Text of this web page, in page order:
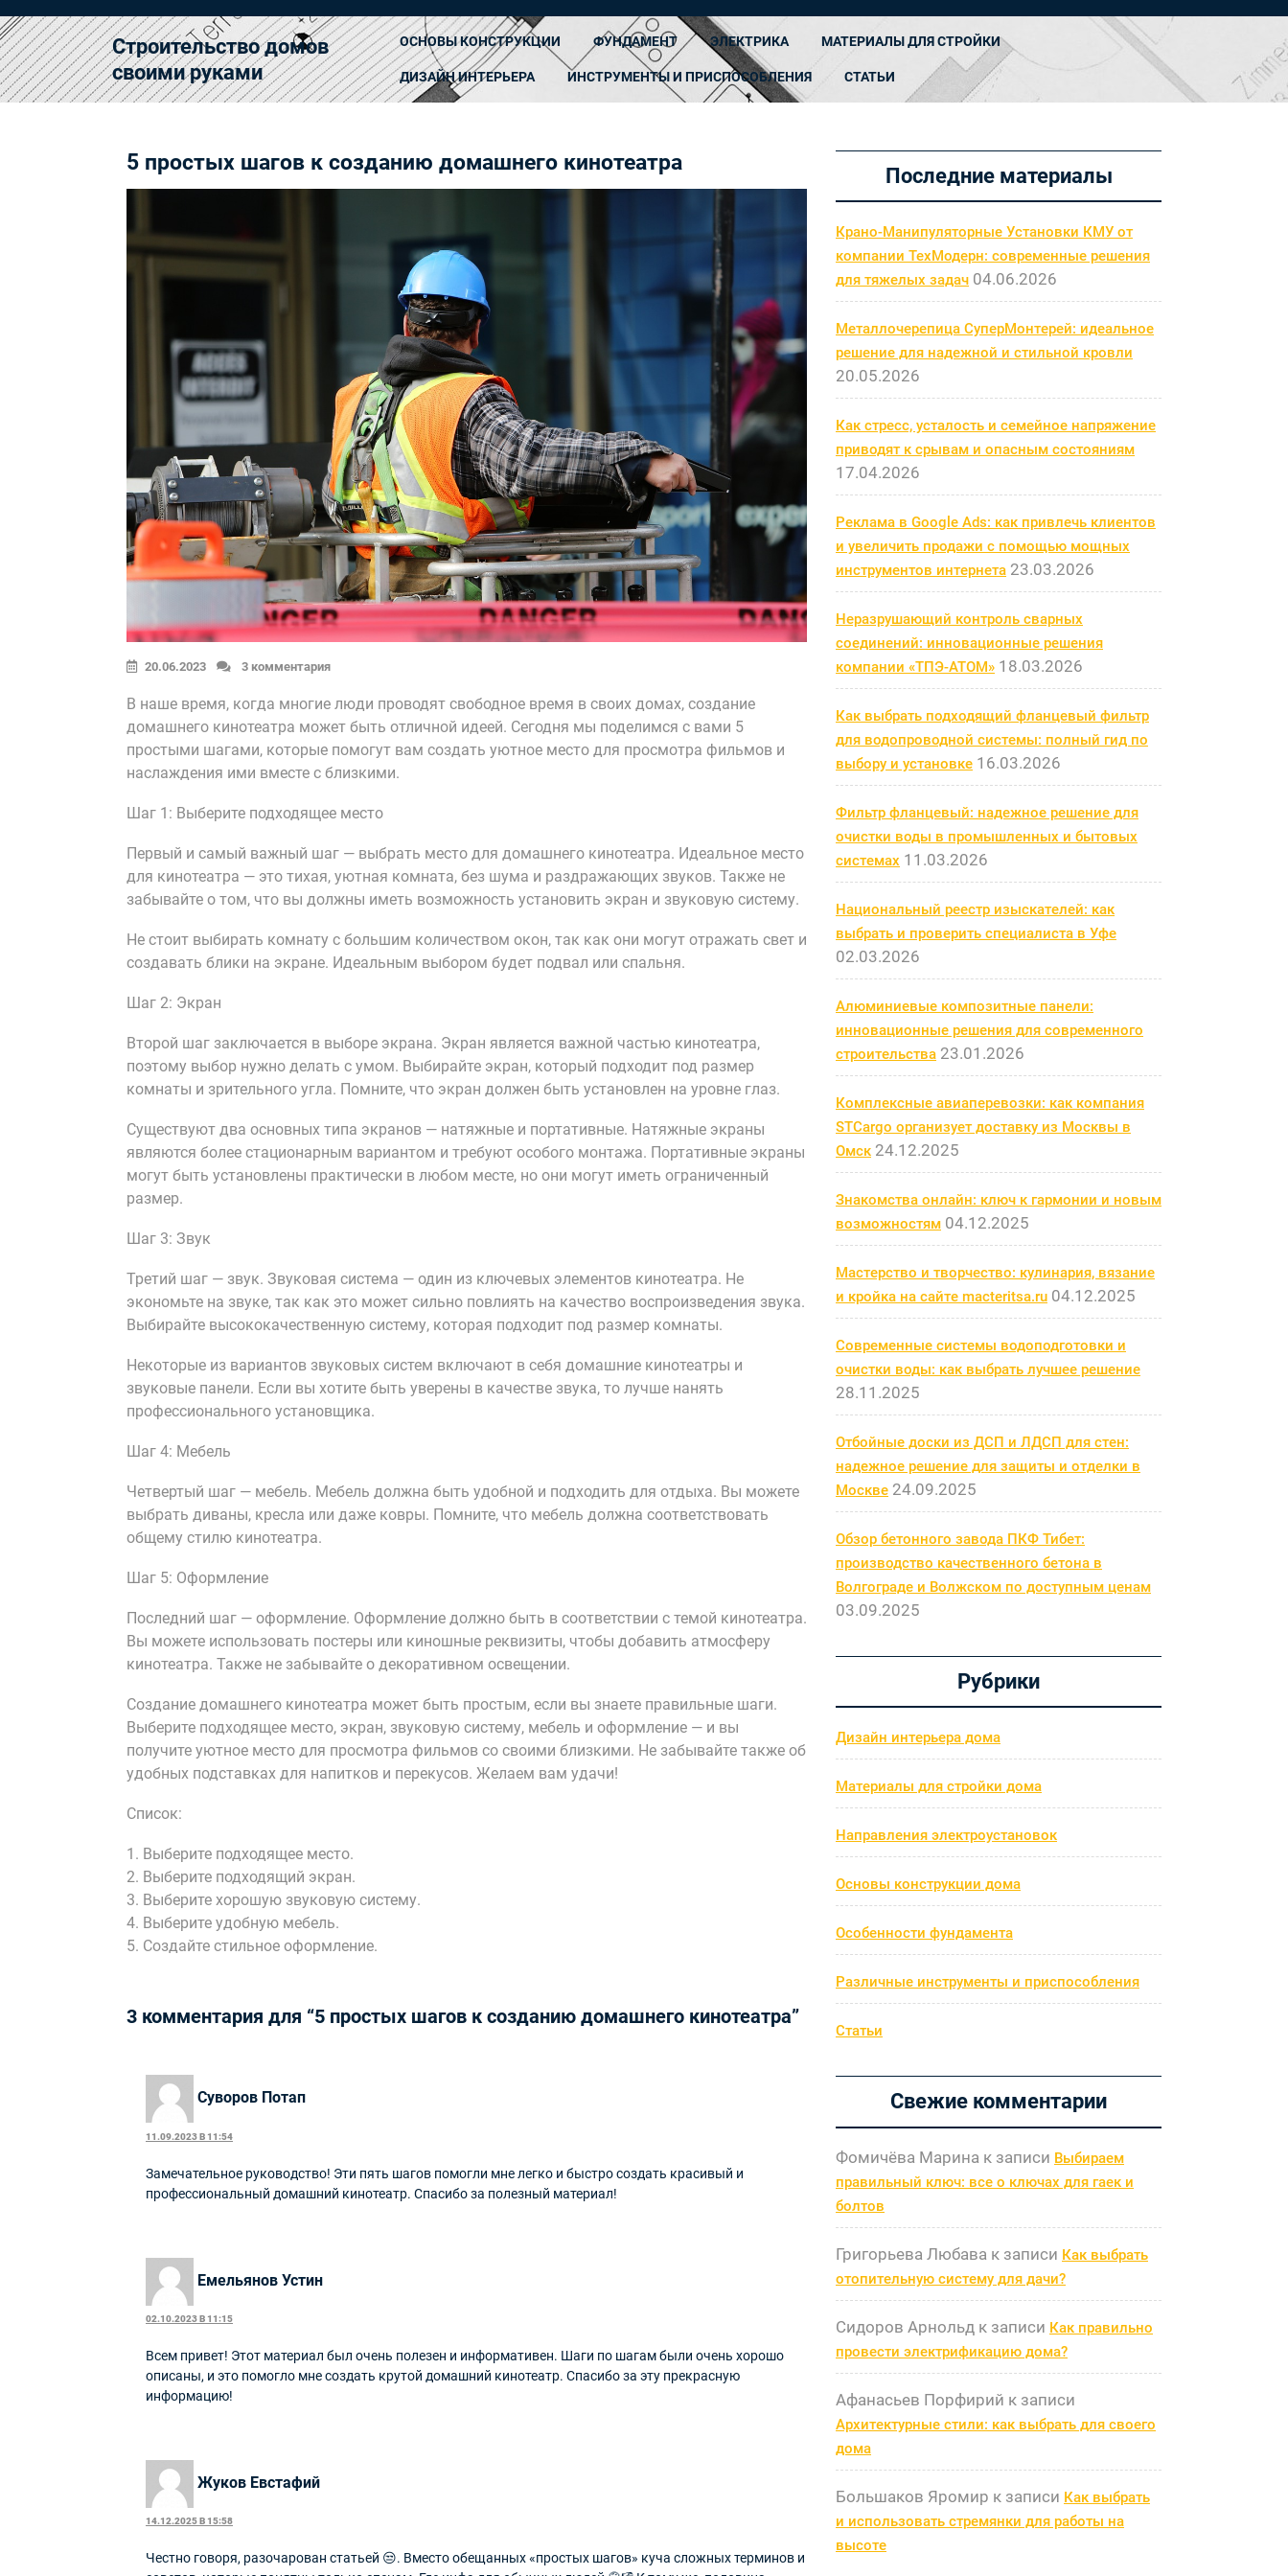
к
содержимому
Строительство домов
своими руками
ОСНОВЫ КОНСТРУКЦИИ ФУНДАМЕНТ ЭЛЕКТРИКА МАТЕРИАЛЫ ДЛЯ СТРОЙКИ
ДИЗАЙН ИНТЕРЬЕРА ИНСТРУМЕНТЫ И ПРИСПОСОБЛЕНИЯ СТАТЬИ
5 простых шагов к созданию домашнего кинотеатра
20.06.2023 3 комментария
В наше время, когда многие люди проводят свободное время в своих домах, создание
домашнего кинотеатра может быть отличной идеей. Сегодня мы поделимся с вами 5
простыми шагами, которые помогут вам создать уютное место для просмотра фильмов и
наслаждения ими вместе с близкими.
Шаг 1: Выберите подходящее место
Первый и самый важный шаг — выбрать место для домашнего кинотеатра. Идеальное место
для кинотеатра — это тихая, уютная комната, без шума и раздражающих звуков. Также не
забывайте о том, что вы должны иметь возможность установить экран и звуковую систему.
Не стоит выбирать комнату с большим количеством окон, так как они могут отражать свет и
создавать блики на экране. Идеальным выбором будет подвал или спальня.
Шаг 2: Экран
Второй шаг заключается в выборе экрана. Экран является важной частью кинотеатра,
поэтому выбор нужно делать с умом. Выбирайте экран, который подходит под размер
комнаты и зрительного угла. Помните, что экран должен быть установлен на уровне глаз.
Существуют два основных типа экранов — натяжные и портативные. Натяжные экраны
являются более стационарным вариантом и требуют особого монтажа. Портативные экраны
могут быть установлены практически в любом месте, но они могут иметь ограниченный
размер.
Шаг 3: Звук
Третий шаг — звук. Звуковая система — один из ключевых элементов кинотеатра. Не
экономьте на звуке, так как это может сильно повлиять на качество воспроизведения звука.
Выбирайте высококачественную систему, которая подходит под размер комнаты.
Некоторые из вариантов звуковых систем включают в себя домашние кинотеатры и
звуковые панели. Если вы хотите быть уверены в качестве звука, то лучше нанять
профессионального установщика.
Шаг 4: Мебель
Четвертый шаг — мебель. Мебель должна быть удобной и подходить для отдыха. Вы можете
выбрать диваны, кресла или даже ковры. Помните, что мебель должна соответствовать
общему стилю кинотеатра.
Шаг 5: Оформление
Последний шаг — оформление. Оформление должно быть в соответствии с темой кинотеатра.
Вы можете использовать постеры или киношные реквизиты, чтобы добавить атмосферу
кинотеатра. Также не забывайте о декоративном освещении.
Создание домашнего кинотеатра может быть простым, если вы знаете правильные шаги.
Выберите подходящее место, экран, звуковую систему, мебель и оформление — и вы
получите уютное место для просмотра фильмов со своими близкими. Не забывайте также об
удобных подставках для напитков и перекусов. Желаем вам удачи!
Список:
1. Выберите подходящее место.
2. Выберите подходящий экран.
3. Выберите хорошую звуковую систему.
4. Выберите удобную мебель.
5. Создайте стильное оформление.
3 комментария для “5 простых шагов к созданию домашнего кинотеатра”
Суворов Потап
11.09.2023 В 11:54
Замечательное руководство! Эти пять шагов помогли мне легко и быстро создать красивый и
профессиональный домашний кинотеатр. Спасибо за полезный материал!
Емельянов Устин
02.10.2023 В 11:15
Всем привет! Этот материал был очень полезен и информативен. Шаги по шагам были очень хорошо
описаны, и это помогло мне создать крутой домашний кинотеатр. Спасибо за эту прекрасную
информацию!
Жуков Евстафий
14.12.2025 В 15:58
Честно говоря, разочарован статьей 😒. Вместо обещанных «простых шагов» куча сложных терминов и
Последние материалы
Крано-Манипуляторные Установки КМУ от
компании ТехМодерн: современные решения
для тяжелых задач 04.06.2026
Металлочерепица СуперМонтерей: идеальное
решение для надежной и стильной кровли
20.05.2026
Как стресс, усталость и семейное напряжение
приводят к срывам и опасным состояниям
17.04.2026
Реклама в Google Ads: как привлечь клиентов
и увеличить продажи с помощью мощных
инструментов интернета 23.03.2026
Неразрушающий контроль сварных
соединений: инновационные решения
компании «ТПЭ-АТОМ» 18.03.2026
Как выбрать подходящий фланцевый фильтр
для водопроводной системы: полный гид по
выбору и установке 16.03.2026
Фильтр фланцевый: надежное решение для
очистки воды в промышленных и бытовых
системах 11.03.2026
Национальный реестр изыскателей: как
выбрать и проверить специалиста в Уфе
02.03.2026
Алюминиевые композитные панели:
инновационные решения для современного
строительства 23.01.2026
Комплексные авиаперевозки: как компания
STCargo организует доставку из Москвы в
Омск 24.12.2025
Знакомства онлайн: ключ к гармонии и новым
возможностям 04.12.2025
Мастерство и творчество: кулинария, вязание
и кройка на сайте macteritsa.ru 04.12.2025
Современные системы водоподготовки и
очистки воды: как выбрать лучшее решение
28.11.2025
Отбойные доски из ДСП и ЛДСП для стен:
надежное решение для защиты и отделки в
Москве 24.09.2025
Обзор бетонного завода ПКФ Тибет:
производство качественного бетона в
Волгограде и Волжском по доступным ценам
03.09.2025
Рубрики
Дизайн интерьера дома
Материалы для стройки дома
Направления электроустановок
Основы конструкции дома
Особенности фундамента
Различные инструменты и приспособления
Статьи
Свежие комментарии
Фомичёва Марина к записи Выбираем
правильный ключ: все о ключах для гаек и
болтов
Григорьева Любава к записи Как выбрать
отопительную систему для дачи?
Сидоров Арнольд к записи Как правильно
провести электрификацию дома?
Афанасьев Порфирий к записи
Архитектурные стили: как выбрать для своего
дома
Большаков Яромир к записи Как выбрать
и использовать стремянки для работы на
высоте